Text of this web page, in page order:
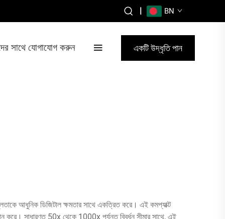
| BN
সাথে যোগাযোগ করুন একটি উদ্ধৃতি পান
আধুনিক ডিজিটাল ক্ষমতার সাথে একত্রিত করে। এই কমপ্যাক্ট
করে। সাধারণত 50x থেকে 1000x পর্যন্ত বিবর্ধন সীমার সাথে, এই